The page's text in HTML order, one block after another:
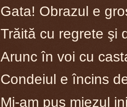
Gata! Obrazul e
Trăită cu regrete şi
Arunc în voi cu
Condeiul e încins
Mi-am pus miezul